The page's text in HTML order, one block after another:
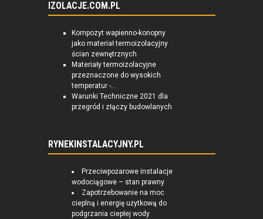
IZOLACJE.COM.PL
Kompozyt wapienno-konopny
jako materiał termoizolacyjny
ścian zewnętrznych
Materiały termoizolacyjne
przeznaczone do wysokich
temperatur -...
Warunki Techniczne 2021 dla
przegród i złączy budowlanych
RYNEKINSTALACYJNY.PL
Przeciwpożarowe instalacje
wodociągowe – stan prawny
Zapotrzebowanie na moc
cieplną i energię użytkową do
podgrzania ciepłej wody